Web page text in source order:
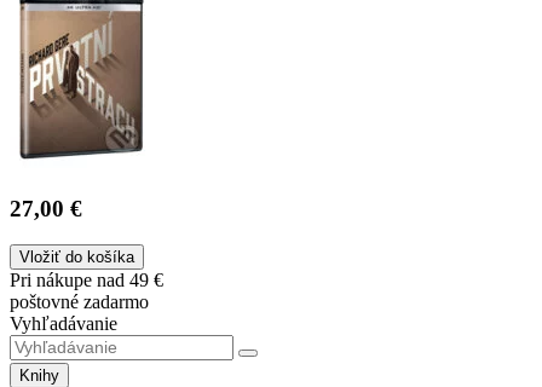
27,00 €
Vložiť do košíka
Pri nákupe nad 49 €
poštovné zadarmo
Vyhľadávanie
Knihy